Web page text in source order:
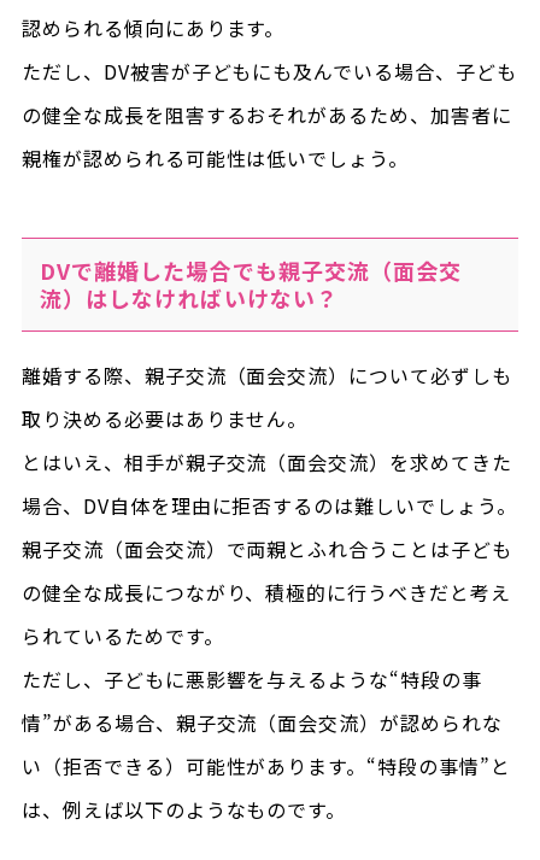
認められる傾向にあります。
ただし、DV被害が子どもにも及んでいる場合、子ども
の健全な成長を阻害するおそれがあるため、加害者に
親権が認められる可能性は低いでしょう。
DVで離婚した場合でも親子交流（面会交
流）はしなければいけない？
離婚する際、親子交流（面会交流）について必ずしも
取り決める必要はありません。
とはいえ、相手が親子交流（面会交流）を求めてきた
場合、DV自体を理由に拒否するのは難しいでしょう。
親子交流（面会交流）で両親とふれ合うことは子ども
の健全な成長につながり、積極的に行うべきだと考え
られているためです。
ただし、子どもに悪影響を与えるような“特段の事
情”がある場合、親子交流（面会交流）が認められな
い（拒否できる）可能性があります。“特段の事情”と
は、例えば以下のようなものです。